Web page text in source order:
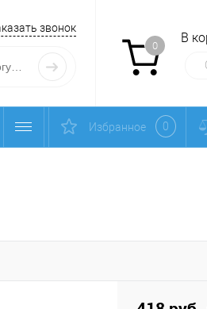
звонок
0
В
Избранное 0